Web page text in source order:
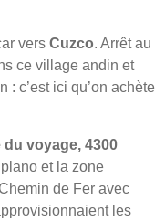
vers Cuzco. Arrêt au
ce village andin et
c’est ici qu’on achète
voyage, 4300
et la zone
de Fer avec
les